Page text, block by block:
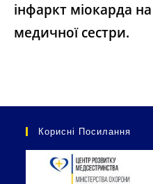
інфаркт міокарда
медичної сестри.
Корисні Посилання